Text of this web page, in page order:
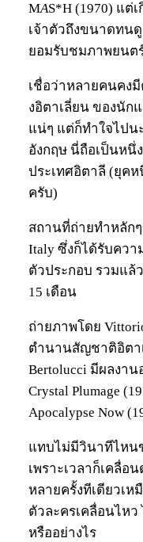
MAS*H (1970) แต่
เจ้าตัวถึงขนาดทน
ยอมรับชมภาพยนต
เชื่อว่าหลายคนคง
งอิตาเลี่ยน ของนัก
แน่ๆ แต่ก็ทำใจไปน
อังกฤษ นี่ถือเป็นหนึ่
ประเทศอิตาลี (ยุค
ครับ)
สถานที่ถ่ายทำหลักๆ
Italy ซึ่งก็ได้รับควา
ตัวประกอบ รวมแล้
15 เดือน
ถ่ายภาพโดย
ตำนานสัญชาติอิตา
Bertolucci มีผลงาน
Crystal Plumage
Apocalypse Now
แทบไม่มีวินาทีไหน
เพราะเวลาก็เคลื่อ
หลายครั้งทีเดียวเ
ตัวละครเคลื่อนไหว
หรืออย่างไร